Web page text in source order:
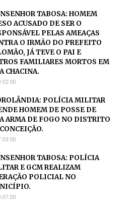
TABOSA: HOMEM
ACUSADO DE SER O
PELAS AMEAÇAS
O IRMÃO DO PREFEITO
JÁ TEVE O PAI E
FAMILIARES MORTOS EM
CHACINA.
POLÍCIA MILITAR
HOMEM DE POSSE DE
ARMA DE FOGO NO DISTRITO
TABOSA: POLÍCIA
E GCM REALIZAM
POLICIAL NO